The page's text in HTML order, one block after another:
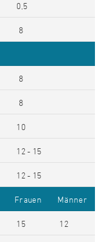
0,5
8
8
8
10
12 - 15
12 - 15
Frauen Männer
15 12